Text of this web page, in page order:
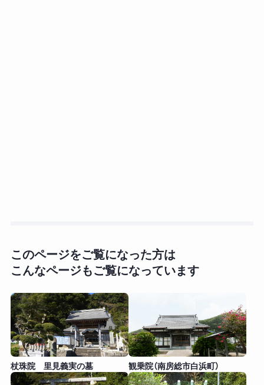
このページをご覧になった方は
こんなページもご覧になっています
杖珠院 里見義実の墓 観乗院（南房総市白浜町）